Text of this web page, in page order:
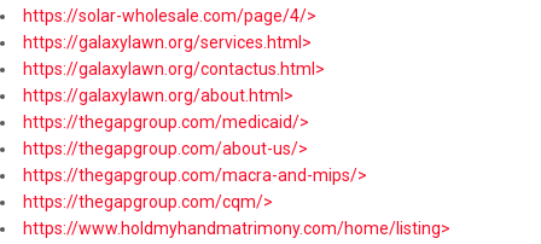
https://solar-wholesale.com/page/4/>
https://galaxylawn.org/services.html>
https://galaxylawn.org/contactus.html>
https://galaxylawn.org/about.html>
https://thegapgroup.com/medicaid/>
https://thegapgroup.com/about-us/>
https://thegapgroup.com/macra-and-mips/>
https://thegapgroup.com/cqm/>
https://www.holdmyhandmatrimony.com/home/listing>